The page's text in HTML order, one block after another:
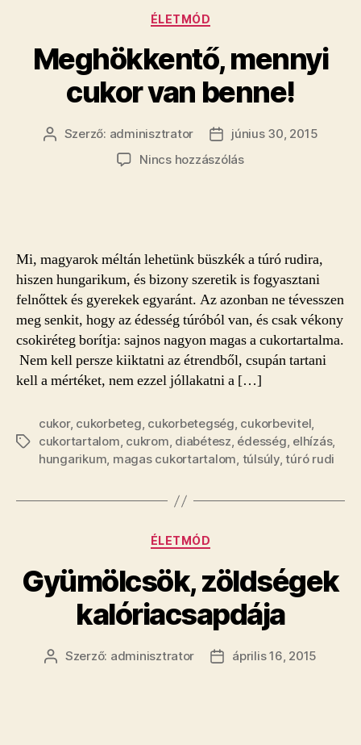
Kategóriák
ÉLETMÓD
Meghökkentő, mennyi
cukor van benne!
Bejegyzés
Szerző: adminisztrator
Bejegyzés
dátuma
június 30, 2015
Nincs hozzászólása(z)
bejegyzéshez
Mi, magyarok méltán lehetünk büszkék a túró rudira,
hiszen hungarikum, és bizony szeretik is fogyasztani
felnőttek és gyerekek egyaránt. Az azonban ne tévesszen
meg senkit, hogy az édesség túróból van, és csak vékony
csokiréteg borítja: sajnos nagyon magas a cukortartalma.
Nem kell persze kiiktatni az étrendből, csupán tartani
kell a mértéket, nem ezzel jóllakatni a […]
Címkék
cukor, cukorbeteg, cukorbetegség, cukorbevitel,
cukortartalom, cukrom, diabétesz, édesség, elhízás,
hungarikum, magas cukortartalom, túlsúly,túró rudi
Kategóriák
ÉLETMÓD
Gyümölcsök, zöldségek
kalóriacsapdája
Bejegyzés
Szerző: adminisztrator
Bejegyzés
április 16, 2015